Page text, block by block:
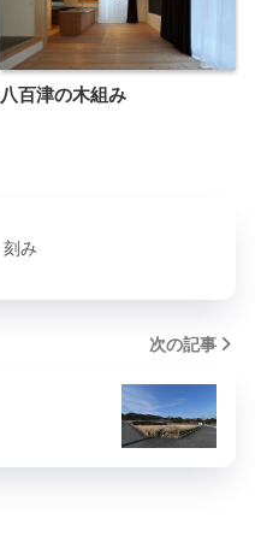
八百津の木組み
み
次の記事